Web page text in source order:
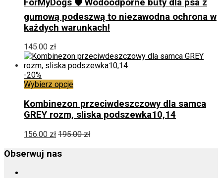
wiele
wariantów.
Opcje
na
stronie
ForMyDogs 🛡️ Wodoodporne buty dla psa z
gumową podeszwą to niezawodna ochrona w
każdych warunkach!
145.00 zł
-20%
Wybierz opcjeTen
ma
wiele
wariantów.
Opcje
Kombinezon przeciwdeszczowy dla samca
GREY rozm, sliska podszewka10,14
156.00 zł 195.00zł
Obserwuj nas